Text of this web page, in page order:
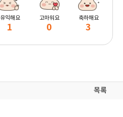
유익해요
1
고마워요
0
축하해요
3
목록